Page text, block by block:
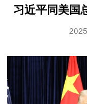
习近平同美国